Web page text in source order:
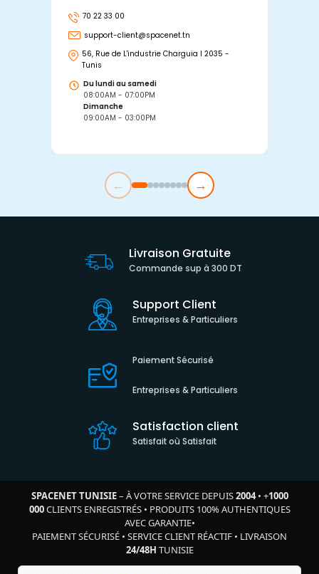
70 22 33 00
support-client@spacenet.tn
56, Rue de L'industrie Charguia I 2035 -
Tunis
Du lundi au samedi
08:00AM - 07:00PM
Dimanche
09:00AM - 03:00PM
← →
Livraison Gratuite
Commande sup à 300 DT
Support Client
Entreprises & Particuliers
Paiement Sécurisé
Entreprises & Particuliers
Satisfaction client
Satisfait où Satisfait
SPACENET TUNISIE– À VOTRE SERVICE DEPUIS2004• +1000
000CLIENTS ENREGISTRÉS• PRODUITS 100% AUTHENTIQUES
AVEC GARANTIE•
PAIEMENT SÉCURISÉ • SERVICE CLIENT RÉACTIF • LIVRAISON
24/48H TUNISIE